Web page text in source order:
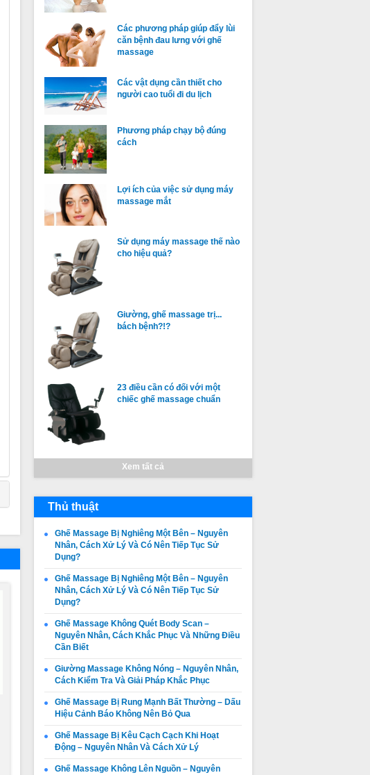
Các phương pháp giúp đẩy lùi
căn bệnh đau lưng với ghế
massage
Các vật dụng cần thiết cho
người cao tuổi đi du lịch
Phương pháp chạy bộ đúng
cách
Lợi ích của việc sử dụng máy
massage mắt
Sử dụng máy massage thế nào
cho hiệu quả?
Giường, ghế massage trị...
bách bệnh?!?
23 điều cần có đối với một
chiếc ghế massage chuẩn
Xem tất cả
Thủ thuật
Ghế Massage Bị Nghiêng Một Bên – Nguyên
Nhân, Cách Xử Lý Và Có Nên Tiếp Tục Sử
Dụng?
Ghế Massage Bị Nghiêng Một Bên – Nguyên
Nhân, Cách Xử Lý Và Có Nên Tiếp Tục Sử
Dụng?
Ghế Massage Không Quét Body Scan –
Nguyên Nhân, Cách Khắc Phục Và Những Điều
Cần Biết
Giường Massage Không Nóng – Nguyên Nhân,
Cách Kiểm Tra Và Giải Pháp Khắc Phục
Ghế Massage Bị Rung Mạnh Bất Thường – Dấu
Hiệu Cảnh Báo Không Nên Bỏ Qua
Ghế Massage Bị Kêu Cạch Cạch Khi Hoạt
Động – Nguyên Nhân Và Cách Xử Lý
Ghế Massage Không Lên Nguồn – Nguyên